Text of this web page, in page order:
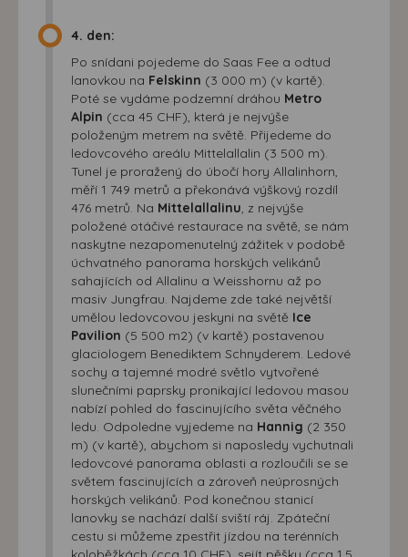
4. den:
Po snídani pojedeme do Saas Fee a odtud
lanovkou na Felskinn (3 000 m) (v kartě).
Poté se vydáme podzemní dráhou Metro
Alpin (cca 45 CHF), která je nejvýše
položeným metrem na světě. Přijedeme do
ledovcového areálu Mittelallalin (3 500 m).
Tunel je proražený do úbočí hory Allalinhorn,
měří 1 749 metrů a překonává výškový rozdíl
476 metrů. Na Mittelallalinu , z nejvýše
položené otáčivé restaurace na světě, se nám
naskytne nezapomenutelný zážitek v podobě
úchvatného panorama horských velikánů
sahajících od Allalinu a Weisshornu až po
masiv Jungfrau. Najdeme zde také největší
umělou ledovcovou jeskyni na světě Ice
Pavilion (5 500 m2) (v kartě) postavenou
glaciologem Benediktem Schnyderem. Ledové
sochy a tajemné modré světlo vytvořené
slunečními paprsky pronikající ledovou masou
nabízí pohled do fascinujícího světa věčného
ledu. Odpoledne vyjedeme na Hannig (2 350
m) (v kartě), abychom si naposledy vychutnali
ledovcové panorama oblasti a rozloučili se se
světem fascinujících a zároveň neúprosných
horských velikánů. Pod konečnou stanicí
lanovky se nachází další sviští ráj. Zpáteční
cestu si můžeme zpestřit jízdou na terénních